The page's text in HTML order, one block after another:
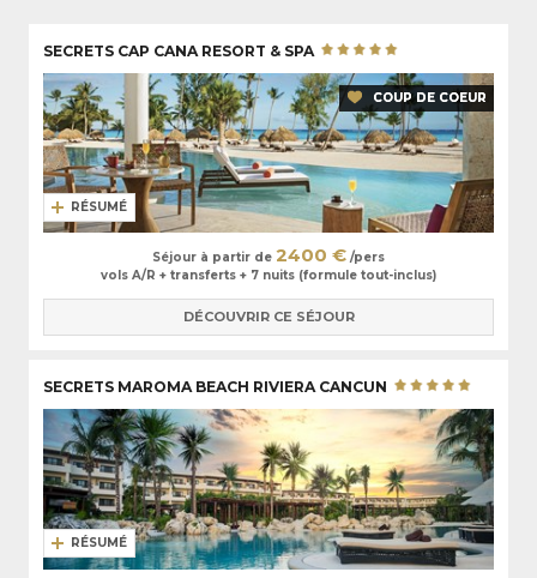
SECRETS CAP CANA RESORT & SPA
COUP DE COEUR
RÉSUMÉ
Séjour à partir de 2400 € /pers
vols A/R + transferts + 7 nuits (formule tout-inclus)
DÉCOUVRIR CE SÉJOUR
SECRETS MAROMA BEACH RIVIERA CANCUN
RÉSUMÉ